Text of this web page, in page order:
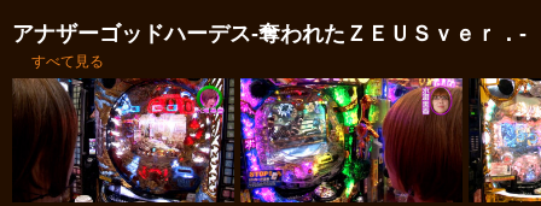
アナザーゴッドハーデス-奪われたＺＥＵＳｖｅｒ．-
すべて見る